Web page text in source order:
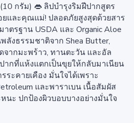
กรัม) 👄 ลิปบำรุงริมฝีปากสูตร
และคุณแม่! ปลอดภัยสูงสุดด้วยสาร
าตรฐาน USDA และ Organic Aloe
ลังธรรมชาติจาก Shea Butter,
จากมะพร้าว, ทานตะวัน และอัล
กที่แห้งแตกเป็นขุยให้กลับมาเนียน
ะคายเคือง มั่นใจได้เพราะ
และพาราเบน เนื้อสัมผัส
หนะ ปกป้องผิวบอบบางอย่างมั่นใจ